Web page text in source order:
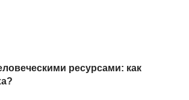
ресурсами: как